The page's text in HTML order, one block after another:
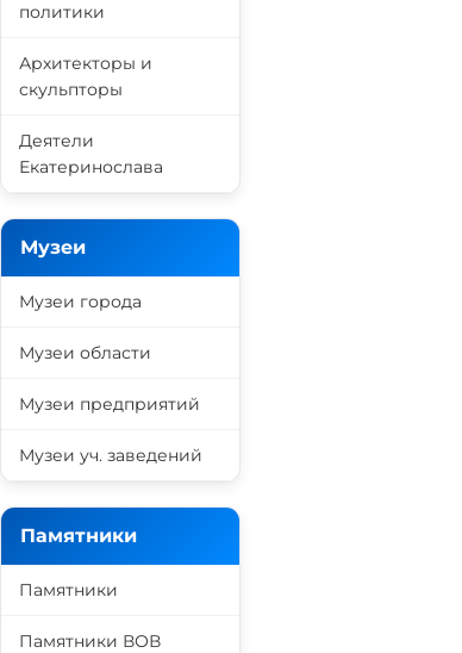
политики
Архитекторы и
скульпторы
Деятели
Екатеринослава
Музеи
Музеи города
Музеи области
Музеи предприятий
Музеи уч. заведений
Памятники
Памятники
Памятники ВОВ